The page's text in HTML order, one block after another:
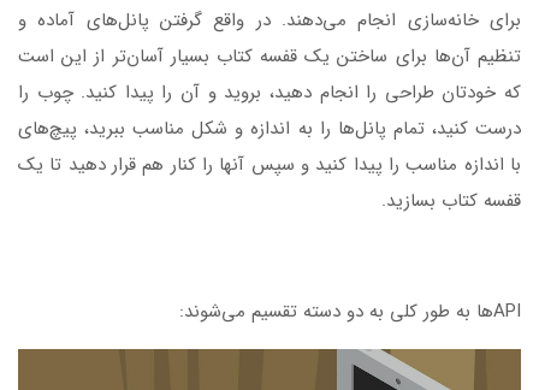
برای خانه‌سازی انجام می‌دهند. در واقع گرفتن پانل‌های آماده و
تنظیم آن‌ها برای ساختن یک قفسه کتاب بسیار آسان‌تر از این است
که خودتان طراحی را انجام دهید، بروید و آن را پیدا کنید. چوب را
درست کنید، تمام پانل‌ها را به اندازه و شکل مناسب ببرید، پیچ‌های
با اندازه مناسب را پیدا کنید و سپس آنها را کنار هم قرار دهید تا یک
قفسه کتاب بسازید.
APIها به طور کلی به دو دسته تقسیم می‌شوند: